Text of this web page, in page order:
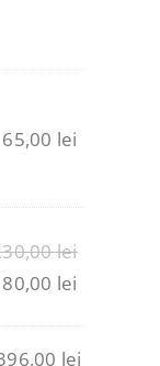
65,00 lei
leiPrețul
fost:
lei
este:
lei